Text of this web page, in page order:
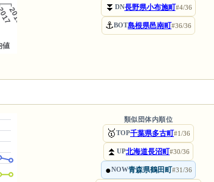
⏬ DN長野県小布施町#4/36
⚓BOT島根県邑南町#36/36
類似団体内順位
🥇TOP千葉県多古町#1/36
⏫ UP北海道長沼町#30/36
●NOW青森県鶴田町#31/36